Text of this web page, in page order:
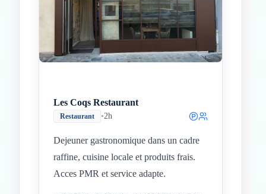
Les Coqs Restaurant
Restaurant •2h
Dejeuner gastronomique dans un cadre
raffine, cuisine locale et produits frais.
Acces PMR et service adapte.